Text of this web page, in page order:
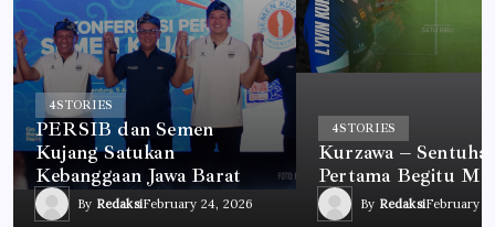
4STORIES
PERSIB dan Semen
Kujang Satukan
Kebanggaan Jawa Barat
By RedaksiFebruary 24, 2026
4STORIES
Kurzawa –
Pertama Begitu
By RedaksiFebruary